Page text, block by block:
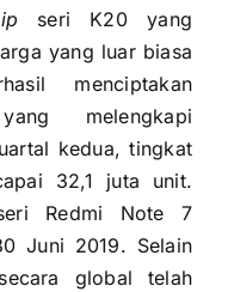
seri K20 yang
yang luar biasa
menciptakan
yang melengkapi
kedua, tingkat
32,1 juta unit.
Redmi Note 7
Juni 2019. Selain
global telah